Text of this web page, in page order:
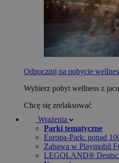
Odpocznij na pobycie
Wybierz pobyt wellness z
Chcę się zrelaksować
Wrażenia
Parki tematyczne
Europa-Park: ponad
Zabawa w Playmobil
LEGOLAND®